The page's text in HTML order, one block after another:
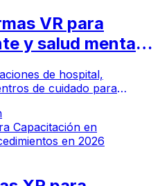
VR para
y salud mental
de hospital,
de cuidado para
intervenciones de
Capacitación en
en 2026